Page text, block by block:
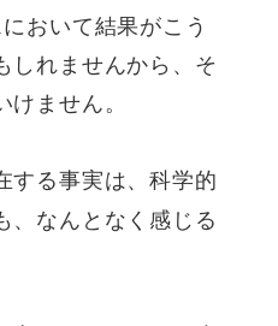
おいて結果がこう
しれませんから、そ
ません。
する事実は、科学的
、なんとなく感じる